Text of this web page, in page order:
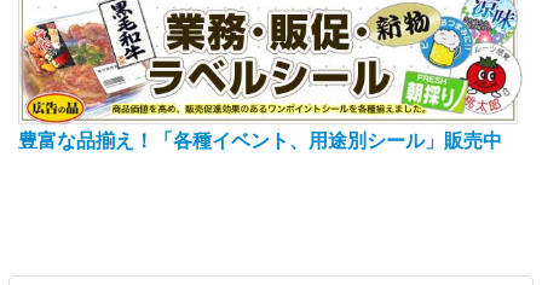
豊富な品揃え！「各種イベント、用途別シール」販売中